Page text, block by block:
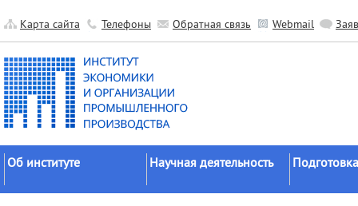
Карта сайта Телефоны Обратная связь Webmail
Об институте Научная деятельность